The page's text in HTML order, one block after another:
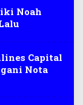
Noah
Capital
Nota